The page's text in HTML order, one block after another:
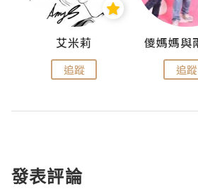
艾米莉
追蹤 追蹤
發表評論